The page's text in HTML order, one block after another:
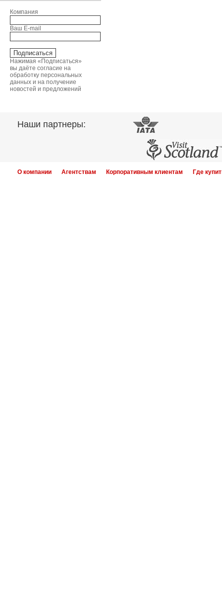
Компания
Ваш E-mail
Нажимая «Подписаться»
вы даёте согласие на
обработку персональных
данных и на получение
новостей и предложений
Наши партнеры:
О компании Агентствам Корпоративным клиентам Где